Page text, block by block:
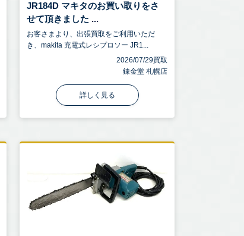
JR184D マキタのお買い取りをさ
せて頂きました ...
お客さまより、出張買取をご利用いただ
き、makita 充電式レシプロソー JR1...
2026/07/29買取
錬金堂 札幌店
詳しく見る